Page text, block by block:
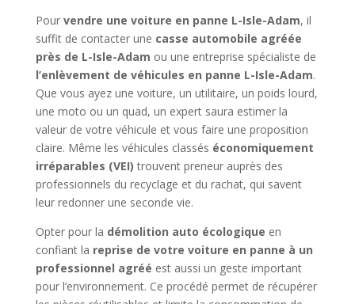
Pour vendre une voiture en panne L-Isle-Adam, il
suffit de contacter une casse automobile agréée
près de L-Isle-Adam ou une entreprise spécialiste de
l’enlèvement de véhicules en panne L-Isle-Adam.
Que vous ayez une voiture, un utilitaire, un poids lourd,
une moto ou un quad, un expert saura estimer la
valeur de votre véhicule et vous faire une proposition
claire. Même les véhicules classés économiquement
irréparables (VEI) trouvent preneur auprès des
professionnels du recyclage et du rachat, qui savent
leur redonner une seconde vie.
Opter pour la démolition auto écologique en
confiant la reprise de votre voiture en panne à un
professionnel agréé est aussi un geste important
pour l’environnement. Ce procédé permet de récupérer